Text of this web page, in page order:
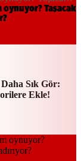
oynuyor? Taşacak
Sık Gör:
Ekle!